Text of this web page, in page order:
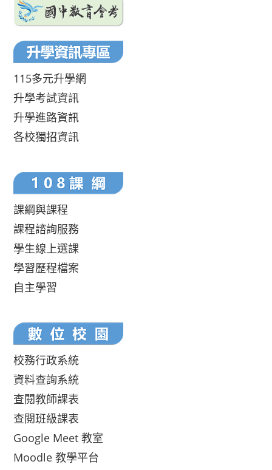
115多元升學網
升學考試資訊
升學進路資訊
各校獨招資訊
課綱與課程
課程諮詢服務
學生線上選課
學習歷程檔案
自主學習
校務行政系統
資料查詢系統
查閱教師課表
查閱班級課表
Google Meet 教室
Moodle 教學平台